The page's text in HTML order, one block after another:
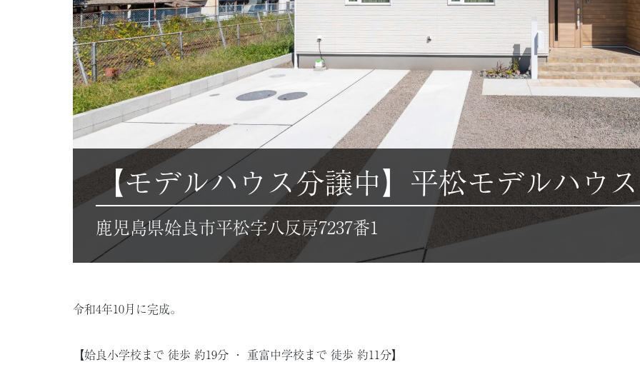
【モデルハウス分譲中】平松モデルハウス
鹿児島県姶良市平松字八反房7237番1
令和4年10月に完成。
【姶良小学校まで 徒歩 約19分 ・ 重富中学校まで 徒歩 約11分】